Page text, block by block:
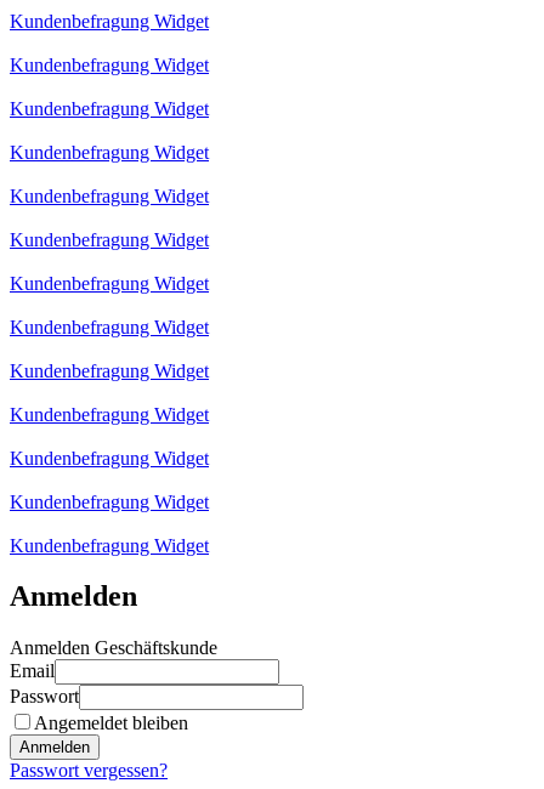
Kundenbefragung Widget
Kundenbefragung Widget
Kundenbefragung Widget
Kundenbefragung Widget
Kundenbefragung Widget
Kundenbefragung Widget
Kundenbefragung Widget
Kundenbefragung Widget
Kundenbefragung Widget
Kundenbefragung Widget
Kundenbefragung Widget
Kundenbefragung Widget
Kundenbefragung Widget
Anmelden
Anmelden Geschäftskunde
Email
Passwort
Angemeldet bleiben
Anmelden
Passwort vergessen?